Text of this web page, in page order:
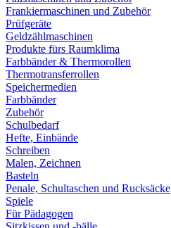
Frankiermaschinen und Zubehör
Prüfgeräte
Geldzählmaschinen
Produkte fürs Raumklima
Farbbänder & Thermorollen
Thermotransferrollen
Speichermedien
Farbbänder
Zubehör
Schulbedarf
Hefte, Einbände
Schreiben
Malen, Zeichnen
Basteln
Penale, Schultaschen und Rucksäcke
Spiele
Für Pädagogen